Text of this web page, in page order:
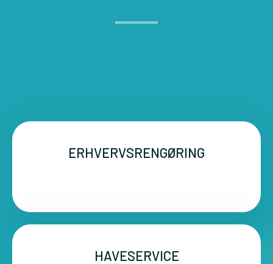
ERHVERVSRENGØRING
HAVESERVICE